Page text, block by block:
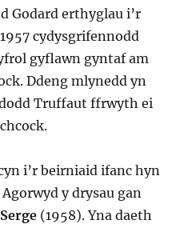
Godard erthyglau i’r
cydysgrifennodd
gyflawn gyntaf am
Ddeng mlynedd yn
Truffaut ffrwyth ei
i’r beirniaid ifanc hyn
y drysau gan
(1958). Yna daeth